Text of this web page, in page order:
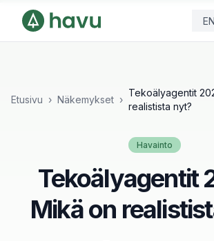
EN
Etusivu › Näkemykset ›
Tekoälyagentit
realistista nyt?
Havainto
Tekoälyagentit
Mikä on